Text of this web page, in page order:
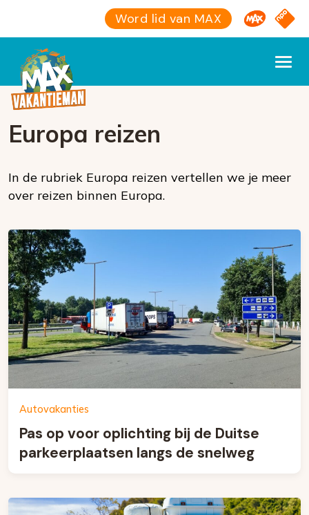
Word lid van MAX Omroep
NPO
Europa reizen
In de rubriek Europa reizen vertellen we je meer
over reizen binnen Europa.
Autovakanties
Pas op voor oplichting bij de Duitse
parkeerplaatsen langs de snelweg